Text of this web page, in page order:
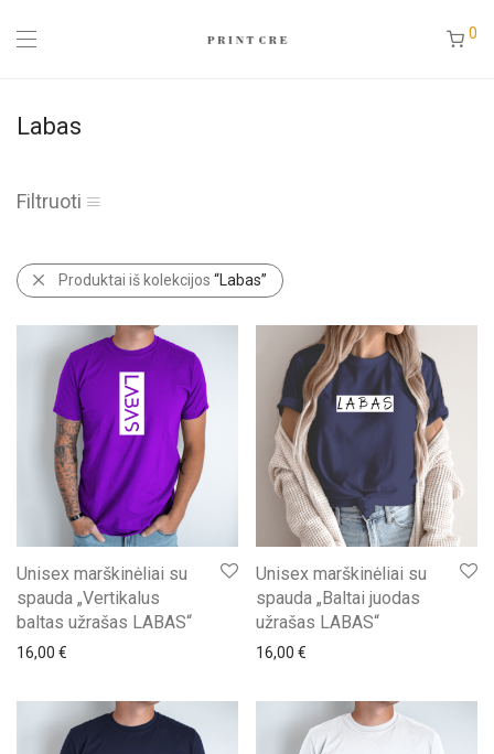
0
Labas
Filtruoti
Produktai iš kolekcijos “Labas”
Unisex marškinėliai su
spauda „Vertikalus
baltas užrašas LABAS“
16,00 €
Unisex marškinėliai su
spauda „Baltai juodas
užrašas LABAS“
16,00 €